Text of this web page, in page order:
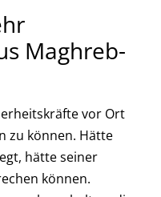
Maghreb-
vor Ort
zu können. Hätte
hätte seiner
können.